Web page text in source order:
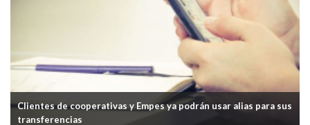
Clientes de cooperativas y Empes ya podrán usar alias para sus
transferencias